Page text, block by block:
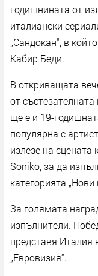
годишнината от
италиански
„Сандокан“, в
Кабир Беди.
В откриващата
от
ще е и 19-
популярна с
излезе на сцената
Soniko, за да
категорията
За голямата
изпълнители.
представя Италия
„Евровизия“.